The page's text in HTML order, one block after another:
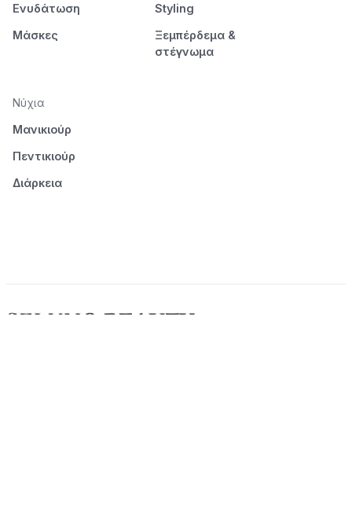
Ενυδάτωση
Μάσκες
Styling
Ξεμπέρδεμα &
στέγνωμα
Νύχια
Μανικιούρ
Πεντικιούρ
Διάρκεια